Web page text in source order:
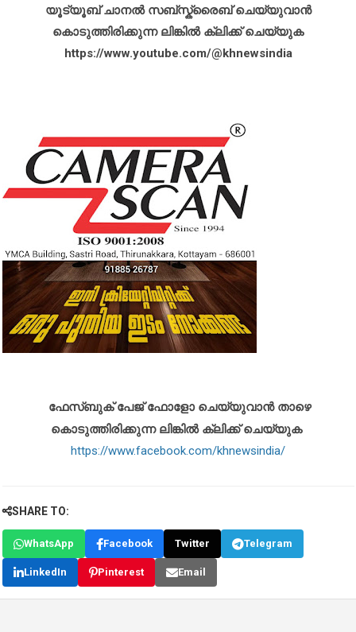
യൂട്യൂബ് ചാനൽ സബ്സ്ക്രൈബ് ചെയ്യുവാൻ
കൊടുത്തിരിക്കുന്ന ലിങ്കിൽ ക്ലിക്ക് ചെയ്യുക
https://www.youtube.com/@khnewsindia
ഫേസ്ബുക് പേജ് ഫോളോ ചെയ്യുവാൻ താഴെ
കൊടുത്തിരിക്കുന്ന ലിങ്കിൽ ക്ലിക്ക് ചെയ്യുക
https://www.facebook.com/khnewsindia/
SHARE TO:
WhatsApp Facebook Twitter Telegram
LinkedIn Pinterest Email